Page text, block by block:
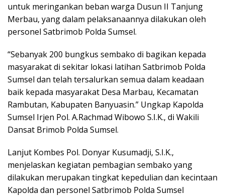
untuk meringankan beban warga Dusun II Tanjung
Merbau, yang dalam pelaksanaannya dilakukan oleh
personel Satbrimob Polda Sumsel.
“Sebanyak 200 bungkus sembako di bagikan kepada
masyarakat di sekitar lokasi latihan Satbrimob Polda
Sumsel dan telah tersalurkan semua dalam keadaan
baik kepada masyarakat Desa Marbau, Kecamatan
Rambutan, Kabupaten Banyuasin.” Ungkap Kapolda
Sumsel Irjen Pol. A.Rachmad Wibowo S.I.K., di Wakili
Dansat Brimob Polda Sumsel.
Lanjut Kombes Pol. Donyar Kusumadji, S.I.K.,
menjelaskan kegiatan pembagian sembako yang
dilakukan merupakan tingkat kepedulian dan kecintaan
Kapolda dan personel Satbrimob Polda Sumsel